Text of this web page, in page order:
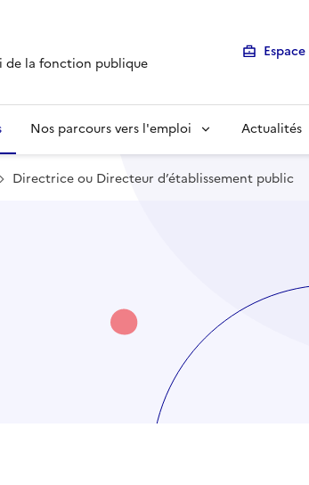
de la fonction publique
Nos parcours vers l'emploi Actualités
Directrice ou Directeur d’établissement public